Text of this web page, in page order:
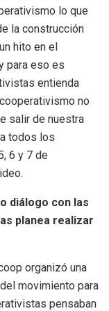
lo que
la construcción
hito en el
para eso es
entienda
no
salir de nuestra
todos los
6 y 7 de
diálogo con las
planea realizar
organizó una
movimiento para
pensaban